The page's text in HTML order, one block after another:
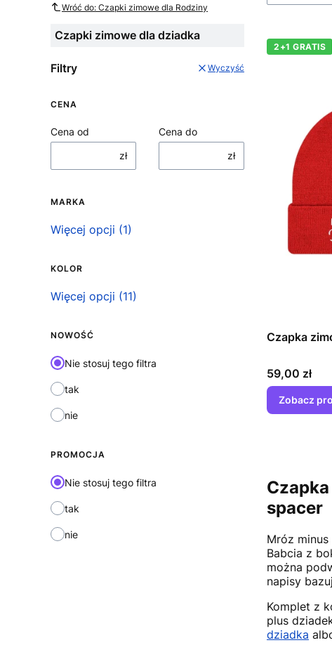
Wróć do: Czapki zimowe dla Rodziny
Czapki zimowe dla dziadka
Filtry Wyczyść
CENA
Cena od
zł
Cena do
zł
MARKA
Marka
Więcej opcji (1)
KOLOR
Kolor
Więcej opcji (11)
NOWOŚĆ
Nie stosuj tego filtra
tak
nie
PROMOCJA
Nie stosuj tego filtra
tak
nie
2+1 GRATIS
Czapka
Cena
59,00 zł
Zobacz
spacer
Mróz
Babcia z
można
napisy
Komplet z
plus
dziadka